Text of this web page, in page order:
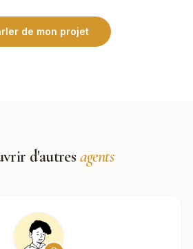
de mon projet
d'autres agents